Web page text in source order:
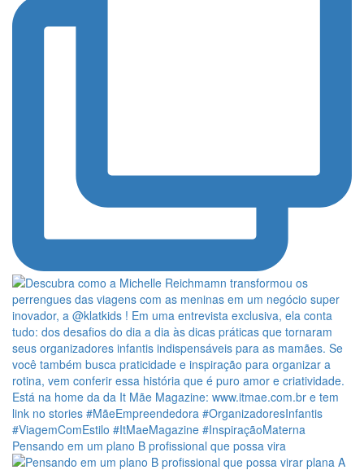
Pensando em um plano B profissional que possa vira